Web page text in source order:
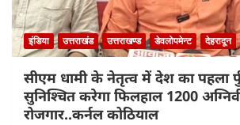
इंडिया उत्तराखंड उत्तराखण्ड डेवलोपमेन्ट देहरादून
सीएम धामी के नेतृत्व में देश का पहला
सुनिश्चित करेगा फिलहाल 1200
रोजगार..कर्नल कोठियाल